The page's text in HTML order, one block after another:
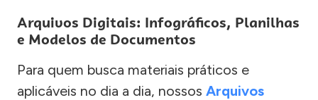
Arquivos Digitais: Infográficos, Planilhas
e Modelos de Documentos
Para quem busca materiais práticos e
aplicáveis no dia a dia, nossos Arquivos